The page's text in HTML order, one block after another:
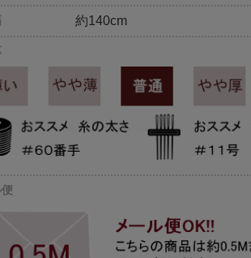
約140cm